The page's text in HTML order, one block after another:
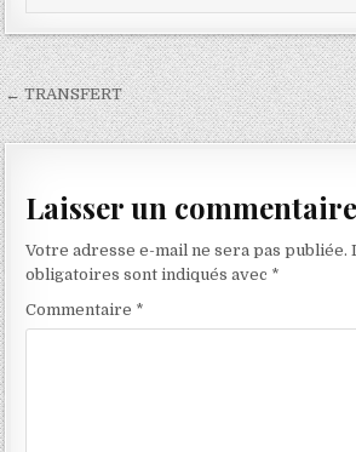
Navigation
de
← TRANSFERT
Laisser un commentaire
Votre adresse e-mail ne sera pas publiée.
obligatoires sont indiqués avec *
Commentaire *